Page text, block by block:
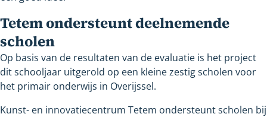
Tetem ondersteunt deelnemende
scholen
Op basis van de resultaten van de evaluatie is het project
dit schooljaar uitgerold op een kleine zestig scholen voor
het primair onderwijs in Overijssel.
Kunst- en innovatiecentrum Tetem ondersteunt scholen bij